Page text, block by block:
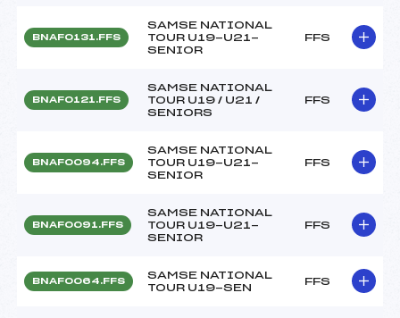
BNAF0131.FFS
SAMSE NATIONAL
TOUR U19-U21-
SENIOR
FFS
BNAF0121.FFS
SAMSE NATIONAL
TOUR U19 / U21 /
SENIORS
FFS
BNAF0094.FFS
SAMSE NATIONAL
TOUR U19-U21-
SENIOR
FFS
BNAF0091.FFS
SAMSE NATIONAL
TOUR U19-U21-
SENIOR
FFS
BNAF0064.FFS
SAMSE NATIONAL
TOUR U19-SEN
FFS